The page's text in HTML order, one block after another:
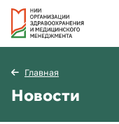
Главная
Новости